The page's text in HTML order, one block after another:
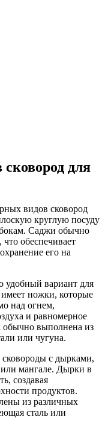
для
видов сковород
круглую посуду
Саджи обычно
обеспечивает
его на
удобный вариант для
ножки, которые
над огнем,
и равномерное
обычно выполнена из
или чугуна.
с дырками,
мангале. Дырки в
создавая
продуктов.
из различных
сталь или